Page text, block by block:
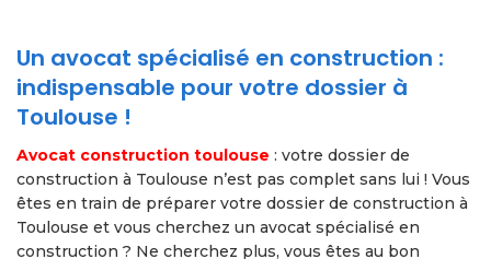
Un avocat spécialisé en construction :
indispensable pour votre dossier à
Toulouse !
Avocat construction toulouse : votre dossier de
construction à Toulouse n’est pas complet sans lui ! Vous
êtes en train de préparer votre dossier de construction à
Toulouse et vous cherchez un avocat spécialisé en
construction ? Ne cherchez plus, vous êtes au bon